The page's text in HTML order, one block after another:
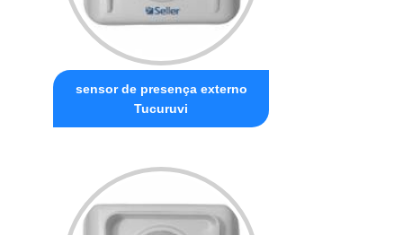
sensor de presença externo
Tucuruvi